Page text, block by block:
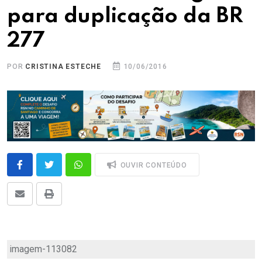
para duplicação da BR
277
POR CRISTINA ESTECHE 10/06/2016
OUVIR CONTEÚDO
imagem-113082